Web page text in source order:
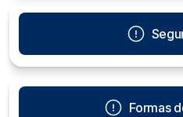
Formas